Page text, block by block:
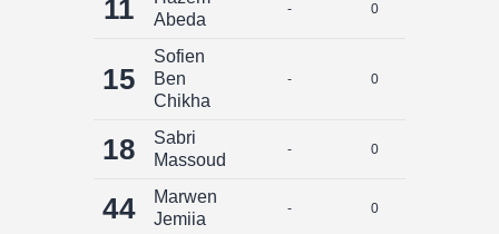
11
Abeda
- 0
15
Sofien
Ben
Chikha
- 0
18
Sabri
Massoud
- 0
44
Marwen
Jemiia
- 0